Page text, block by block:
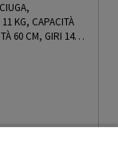
KG, CAPACITÀ
60 CM, GIRI 1400
14.99%